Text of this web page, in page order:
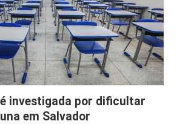
investigada por dificultar
em Salvador